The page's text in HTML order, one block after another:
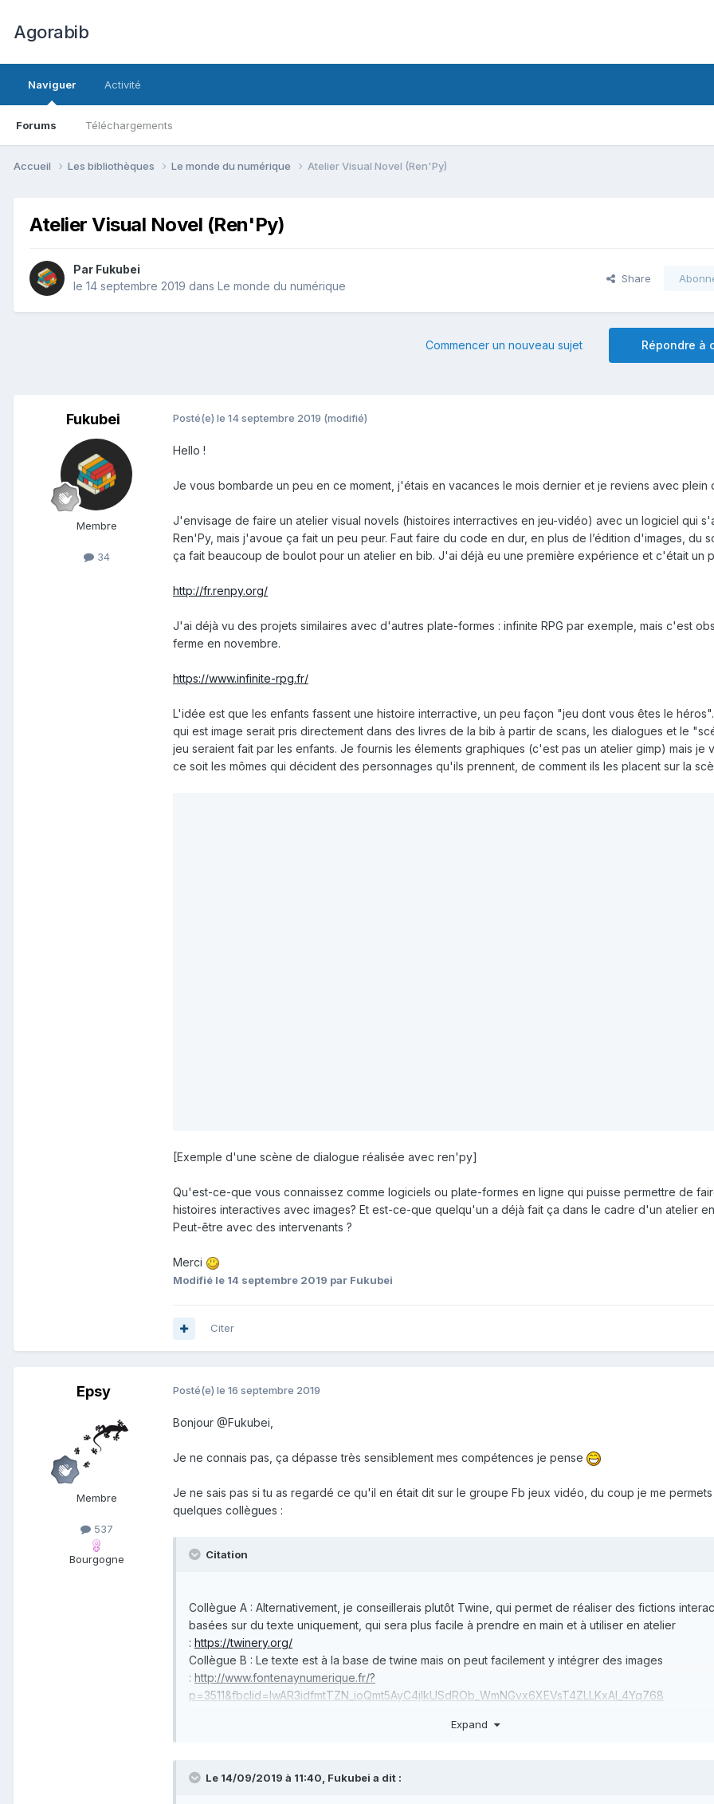
Agorabib
Naviguer
Forums Téléchargements
Activité
Accueil Les bibliothèques Le monde du numérique Atelier Visual Novel (Ren'Py)
Atelier Visual Novel (Ren'Py)
Par Fukubei
le 14 septembre 2019 dans Le monde du numérique
Share
Répondre à
Commencer un nouveau sujet
Fukubei
Membre
34
Posté(e) le 14 septembre 2019 (modifié)
Hello !
Je vous bombarde un peu en ce moment, j'étais en vacances le mois dernier et je reviens avec plein
J'envisage de faire un atelier visual novels (histoires interractives en jeu-vidéo) avec un logiciel qui
Ren'Py, mais j'avoue ça fait un peu peur. Faut faire du code en dur, en plus de l’édition d'images, du
ça fait beaucoup de boulot pour un atelier en bib. J'ai déjà eu une première expérience et c'était un
http://fr.renpy.org/
J'ai déjà vu des projets similaires avec d'autres plate-formes : infinite RPG par exemple, mais c'est
ferme en novembre.
https://www.infinite-rpg.fr/
L'idée est que les enfants fassent une histoire interractive, un peu façon "jeu dont vous êtes le
qui est image serait pris directement dans des livres de la bib à partir de scans, les dialogues et le
jeu seraient fait par les enfants. Je fournis les élements graphiques (c'est pas un atelier gimp) mais je
ce soit les mômes qui décident des personnages qu'ils prennent, de comment ils les placent sur la
[Exemple d'une scène de dialogue réalisée avec ren'py]
Qu'est-ce-que vous connaissez comme logiciels ou plate-formes en ligne qui puisse permettre de
histoires interactives avec images? Et est-ce-que quelqu'un a déjà fait ça dans le cadre d'un atelier
Peut-être avec des intervenants ?
Merci
Modifié le 14 septembre 2019 par Fukubei
Citer
Epsy
Membre
537
Bourgogne
Posté(e) le 16 septembre 2019
Bonjour @Fukubei
Je ne connais pas, ça dépasse très sensiblement mes compétences je pense
Je ne sais pas si tu as regardé ce qu'il en était dit sur le groupe Fb jeux vidéo, du coup je me
quelques collègues :
Citation
Collègue A : Alternativement, je conseillerais plutôt Twine, qui permet de réaliser des fictions
basées sur du texte uniquement, qui sera plus facile à prendre en main et à utiliser en atelier
: https://twinery.org/
Collègue B : Le texte est à la base de twine mais on peut facilement y intégrer des images
: http://www.fontenaynumerique.fr/?
p=3511&fbclid=IwAR3idfmtTZN_ioQmt5AyC4jlkUSdROb_WmNGvx6XEVsT4ZLLKxAl_4Yq768
Expand
Le 14/09/2019 à 11:40, Fukubei a dit :